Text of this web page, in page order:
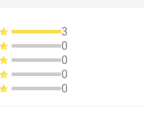
3
0
0
0
0